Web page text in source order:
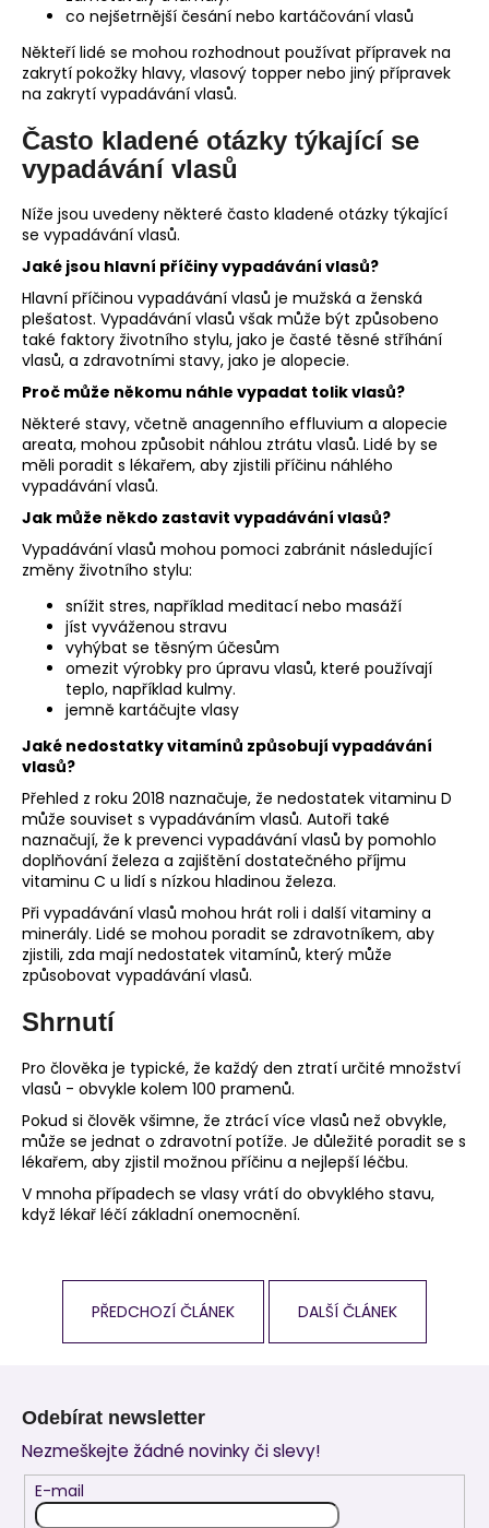
co nejšetrnější česání nebo kartáčování vlasů
Někteří lidé se mohou rozhodnout používat přípravek na
zakrytí pokožky hlavy, vlasový topper nebo jiný přípravek
na zakrytí vypadávání vlasů.
Často kladené otázky týkající se
vypadávání vlasů
Níže jsou uvedeny některé často kladené otázky týkající
se vypadávání vlasů.
Jaké jsou hlavní příčiny vypadávání vlasů?
Hlavní příčinou vypadávání vlasů je mužská a ženská
plešatost. Vypadávání vlasů však může být způsobeno
také faktory životního stylu, jako je časté těsné stříhání
vlasů, a zdravotními stavy, jako je alopecie.
Proč může někomu náhle vypadat tolik vlasů?
Některé stavy, včetně anagenního effluvium a alopecie
areata, mohou způsobit náhlou ztrátu vlasů. Lidé by se
měli poradit s lékařem, aby zjistili příčinu náhlého
vypadávání vlasů.
Jak může někdo zastavit vypadávání vlasů?
Vypadávání vlasů mohou pomoci zabránit následující
změny životního stylu:
snížit stres, například meditací nebo masáží
jíst vyváženou stravu
vyhýbat se těsným účesům
omezit výrobky pro úpravu vlasů, které používají
teplo, například kulmy.
jemně kartáčujte vlasy
Jaké nedostatky vitamínů způsobují vypadávání
vlasů?
Přehled z roku 2018 naznačuje, že nedostatek vitaminu D
může souviset s vypadáváním vlasů. Autoři také
naznačují, že k prevenci vypadávání vlasů by pomohlo
doplňování železa a zajištění dostatečného příjmu
vitaminu C u lidí s nízkou hladinou železa.
Při vypadávání vlasů mohou hrát roli i další vitaminy a
minerály. Lidé se mohou poradit se zdravotníkem, aby
zjistili, zda mají nedostatek vitamínů, který může
způsobovat vypadávání vlasů.
Shrnutí
Pro člověka je typické, že každý den ztratí určité množství
vlasů - obvykle kolem 100 pramenů.
Pokud si člověk všimne, že ztrácí více vlasů než obvykle,
může se jednat o zdravotní potíže. Je důležité poradit se s
lékařem, aby zjistil možnou příčinu a nejlepší léčbu.
V mnoha případech se vlasy vrátí do obvyklého stavu,
když lékař léčí základní onemocnění.
PŘEDCHOZÍ ČLÁNEK DALŠÍ ČLÁNEK
Odebírat newsletter
Nezmeškejte žádné novinky či slevy!
E-mail